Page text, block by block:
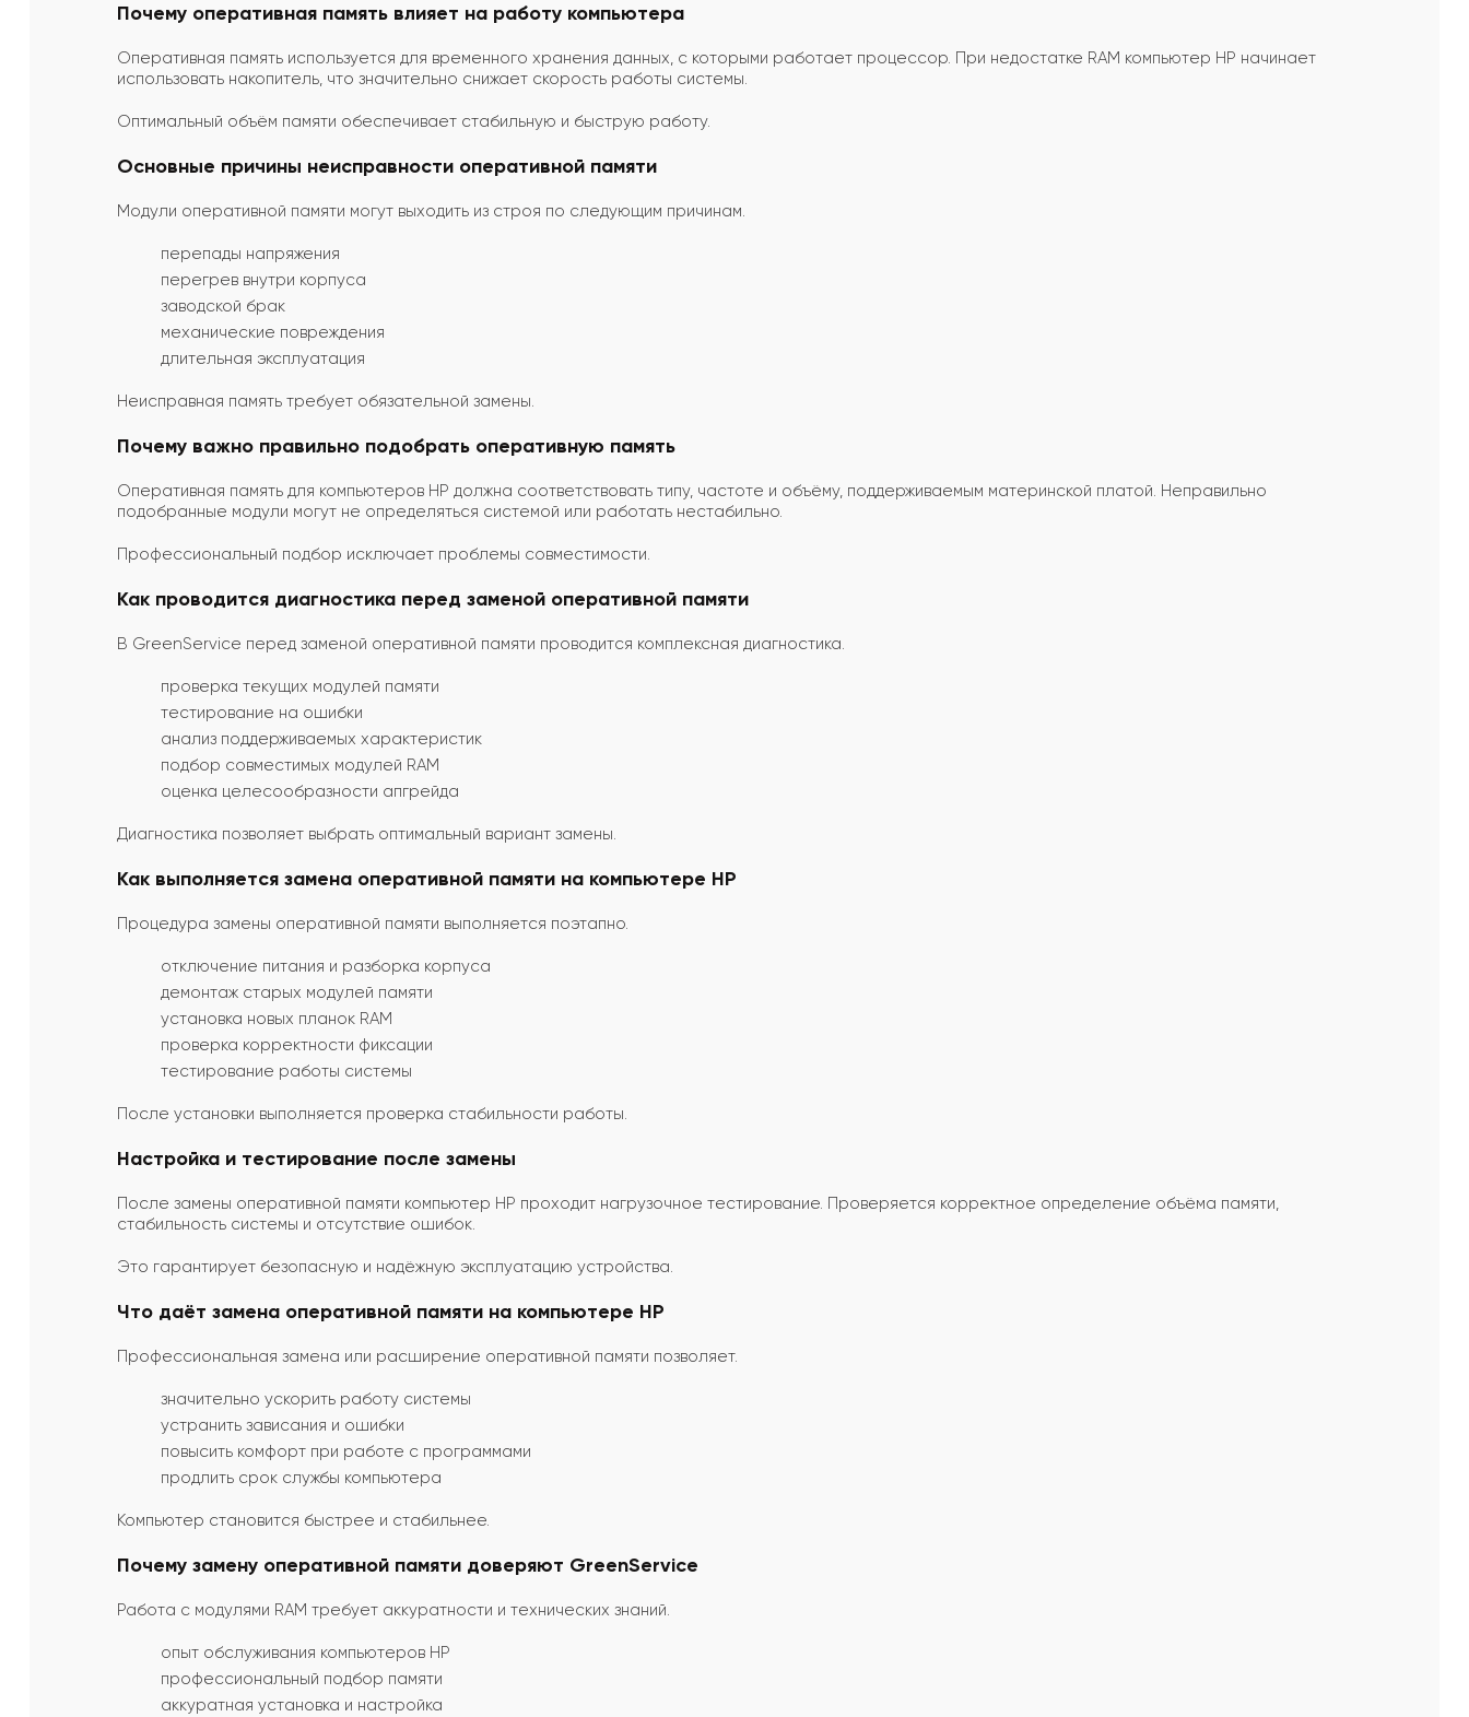
Почему оперативная память влияет на работу компьютера
Оперативная память используется для временного хранения данных, с которыми работает процессор. При недостатке RAM компьютер HP начинает
использовать накопитель, что значительно снижает скорость работы системы.
Оптимальный объём памяти обеспечивает стабильную и быструю работу.
Основные причины неисправности оперативной памяти
Модули оперативной памяти могут выходить из строя по следующим причинам.
перепады напряжения
перегрев внутри корпуса
заводской брак
механические повреждения
длительная эксплуатация
Неисправная память требует обязательной замены.
Почему важно правильно подобрать оперативную память
Оперативная память для компьютеров HP должна соответствовать типу, частоте и объёму, поддерживаемым материнской платой. Неправильно
подобранные модули могут не определяться системой или работать нестабильно.
Профессиональный подбор исключает проблемы совместимости.
Как проводится диагностика перед заменой оперативной памяти
В GreenService перед заменой оперативной памяти проводится комплексная диагностика.
проверка текущих модулей памяти
тестирование на ошибки
анализ поддерживаемых характеристик
подбор совместимых модулей RAM
оценка целесообразности апгрейда
Диагностика позволяет выбрать оптимальный вариант замены.
Как выполняется замена оперативной памяти на компьютере HP
Процедура замены оперативной памяти выполняется поэтапно.
отключение питания и разборка корпуса
демонтаж старых модулей памяти
установка новых планок RAM
проверка корректности фиксации
тестирование работы системы
После установки выполняется проверка стабильности работы.
Настройка и тестирование после замены
После замены оперативной памяти компьютер HP проходит нагрузочное тестирование. Проверяется корректное определение объёма памяти,
стабильность системы и отсутствие ошибок.
Это гарантирует безопасную и надёжную эксплуатацию устройства.
Что даёт замена оперативной памяти на компьютере HP
Профессиональная замена или расширение оперативной памяти позволяет.
значительно ускорить работу системы
устранить зависания и ошибки
повысить комфорт при работе с программами
продлить срок службы компьютера
Компьютер становится быстрее и стабильнее.
Почему замену оперативной памяти доверяют GreenService
Работа с модулями RAM требует аккуратности и технических знаний.
опыт обслуживания компьютеров HP
профессиональный подбор памяти
аккуратная установка и настройка